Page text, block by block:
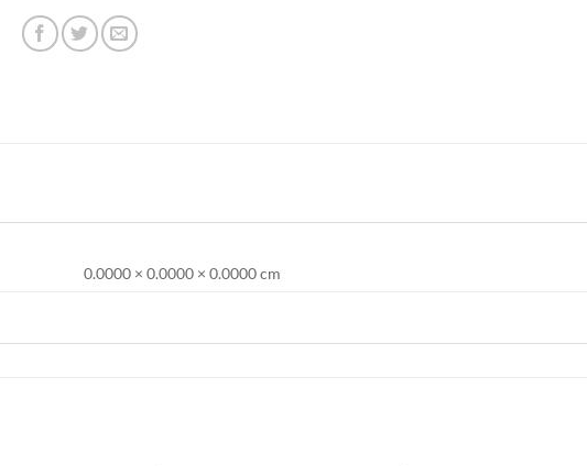
0.0000 × 0.0000 × 0.0000 cm